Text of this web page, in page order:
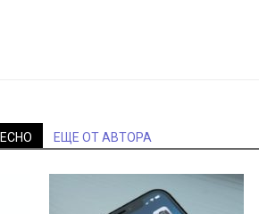
ЕЩЕ ОТ АВТОРА